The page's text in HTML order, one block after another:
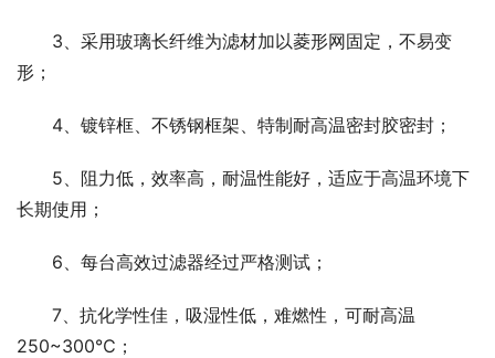
3、采用玻璃长纤维为滤材加以菱形网固定，不易变
形；
4、镀锌框、不锈钢框架、特制耐高温密封胶密封；
5、阻力低，效率高，耐温性能好，适应于高温环境下
长期使用；
6、每台高效过滤器经过严格测试；
7、抗化学性佳，吸湿性低，难燃性，可耐高温
250~300℃；